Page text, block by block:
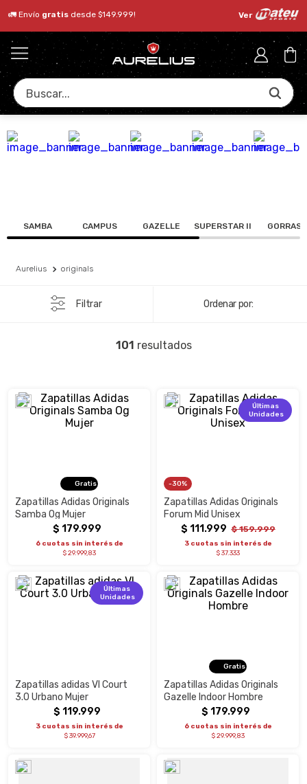
🚛 Envío gratis desde $149.999! Ver
Buscar...
SAMBA CAMPUS GAZELLE SUPERSTAR II GORRAS
Aurelius originals
Filtrar
101
Gratis
Zapatillas Adidas Originals
Samba Og Mujer
$ 179.999
6 cuotas sin interés de
$ 29.999,83
Últimas
Unidades
30%
Zapatillas Adidas Originals
Forum Mid Unisex
$ 111 .999 $ 159.999
3 cuotas sin interés de
$ 37.333
Últimas
Unidades
Zapatillas adidas Vl Court
3.0 Urbano Mujer
$ 119.999
3 cuotas sin interés de
$ 39.999,67
Gratis
Zapatillas Adidas Originals
Gazelle Indoor Hombre
$ 179.999
6 cuotas sin interés de
$ 29.999,83